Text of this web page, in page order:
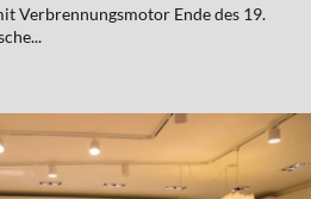
Verbrennungsmotor Ende des 19.